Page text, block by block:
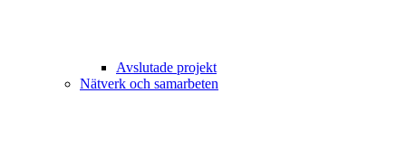
Avslutade projekt
Nätverk och samarbeten